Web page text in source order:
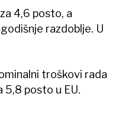
4,6 posto, a
razdoblje. U
troškovi rada
5,8 posto u EU.